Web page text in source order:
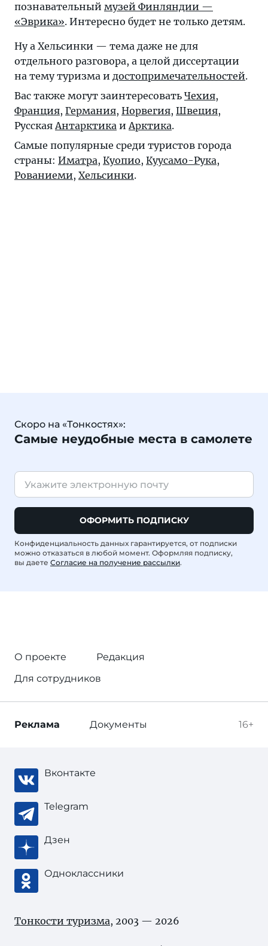
познавательный музей Финляндии —
«Эврика». Интересно будет не только детям.
Ну а Хельсинки — тема даже не для
отдельного разговора, а целой диссертации
на тему туризма и достопримечательностей.
Вас также могут заинтересовать Чехия,
Франция, Германия, Норвегия, Швеция,
РусскаяАнтарктика иАрктика.
Самые популярные среди туристов города
страны: Иматра, Куопио, Куусамо-Рука,
Рованиеми, Хельсинки.
Скоро на «Тонкостях»:
Самые неудобные места в самолете
ОФОРМИТЬ ПОДПИСКУ
Конфиденциальность данных гарантируется, от подписки
можно отказаться в любой момент. Оформляя подписку,
вы даете Согласие на получение рассылки.
О проекте
Редакция
Для сотрудников
16+
Реклама Документы
Вконтакте
Telegram
Дзен
Одноклассники
Тонкости туризма, 2003 — 2026